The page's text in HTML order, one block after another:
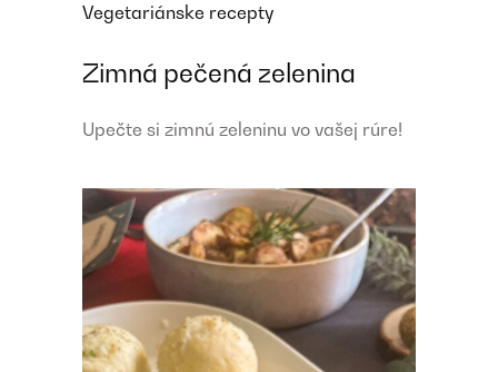
Vegetariánske recepty
Zimná pečená zelenina
Upečte si zimnú zeleninu vo vašej rúre!